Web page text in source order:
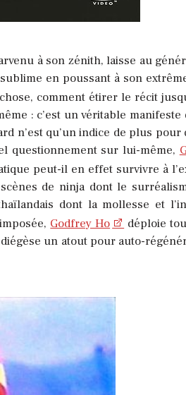
à son zénith, laisse au
en poussant à son
comment étirer le récit
: c’est un véritable manifeste
n’est qu’un indice de plus pour
questionnement sur lui-même,
peut-il en effet survivre à
de ninja dont le
dont la mollesse et
Godfrey Ho
déploie
un atout pour auto-